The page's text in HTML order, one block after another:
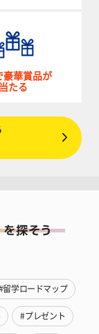
豪華賞品が
当たる
留学ロードマップ
#プレゼント